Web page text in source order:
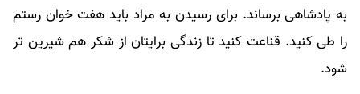
به پادشاهی برساند. برای رسیدن به مراد باید هفت خوان رستم
را طی کنید. قناعت کنید تا زندگی برایتان از شکر هم شیرین تر
شود.